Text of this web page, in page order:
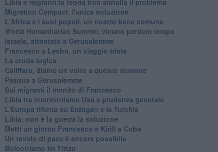
Migration Compact, l'unica soluzione
L'Africa e i suoi popoli, un nostro bene comune
World Humanitarian Summit: vietato perdere tempo
Israele, attentato a Gerusalemme
Francesco a Lesbo, un viaggio triste
La cruda logica
Califfato, diamo un volto a questo demone
Pasqua a Gerusalemme
Sui migranti il monito di Francesco
Libia tra interventismo Usa e prudenza generale
L'Europa rifletta su Erdogan e la Turchia
Libia: non è la guerra la soluzione
Metti un giorno Francesco e Kirill a Cuba
Un tavolo di pace è ancora possibile
Boicottiamo Im Tirtzu